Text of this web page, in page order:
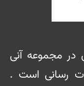
در مجموعه آنی
رسانی است .